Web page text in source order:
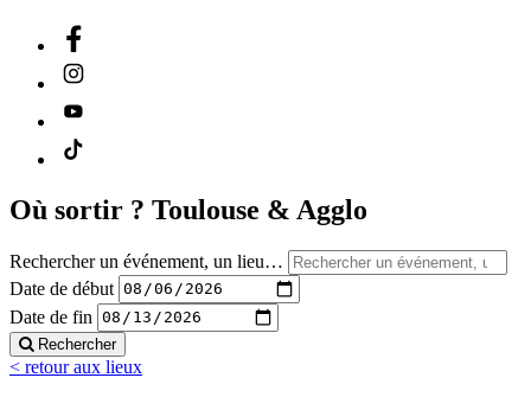
Où sortir ? Toulouse & Agglo
Rechercher un événement, un lieu…
Date de début
Date de fin
Rechercher
< retour aux lieux